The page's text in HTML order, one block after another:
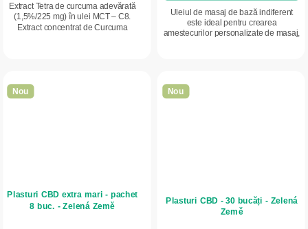
Extract Tetra de curcuma adevărată
(1,5%/225 mg) în ulei MCT – C8.
Extract concentrat de Curcuma
Uleiul de masaj de bază indiferent
este ideal pentru crearea
amestecurilor personalizate de masaj,
Nou
Plasturi CBD extra mari - pachet
8 buc. - Zelená Země
Nou
Plasturi CBD - 30 bucăți - Zelená
Země